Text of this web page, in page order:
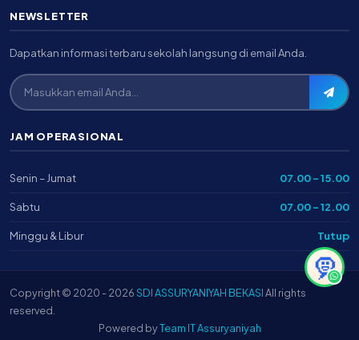
NEWSLETTER
Dapatkan informasi terbaru sekolah langsung di email Anda.
JAM OPERASIONAL
Senin – Jumat 07.00 – 15.00
Sabtu 07.00 – 12.00
Minggu & Libur Tutup
Copyright © 2020 - 2026SDI ASSURYANIYAH BEKASIAll rights
reserved.
Powered byTeam IT Assuryaniyah
🧕